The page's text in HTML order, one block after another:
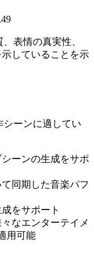
表情の真実性、
していることを示
シーンに適してい
ーンの生成をサポ
同期した音楽パフ
をサポート
々なエンターテイメ
用可能